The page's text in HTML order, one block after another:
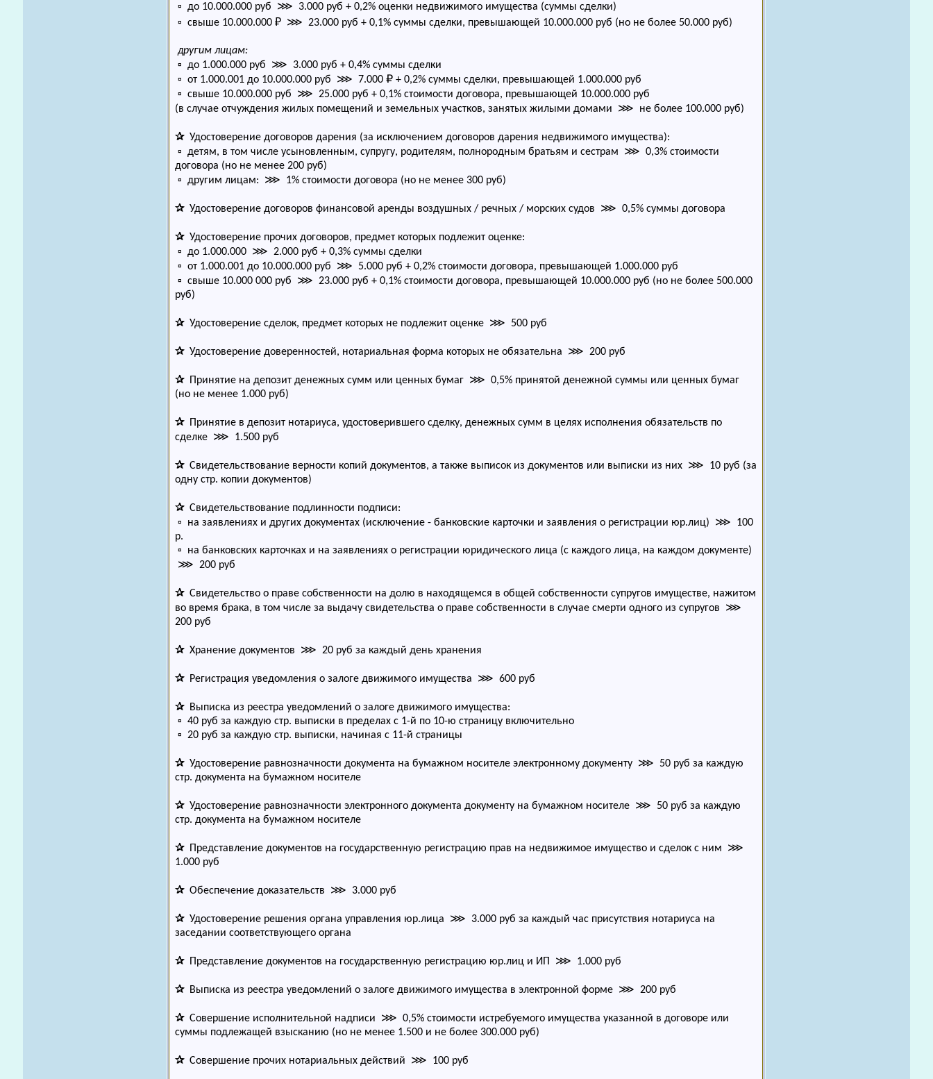
▫ до 10.000.000 руб ⋙ 3.000 руб + 0,2% оценки недвижимого имущества (суммы сделки)
▫ свыше 10.000.000 ₽ ⋙ 23.000 руб + 0,1% суммы сделки, превышающей 10.000.000 руб (но не более 50.000 руб)
другим лицам:
▫ до 1.000.000 руб ⋙ 3.000 руб + 0,4% суммы сделки
▫ от 1.000.001 до 10.000.000 руб ⋙ 7.000 ₽ + 0,2% суммы сделки, превышающей 1.000.000 руб
▫ свыше 10.000.000 руб ⋙ 25.000 руб + 0,1% стоимости договора, превышающей 10.000.000 руб
(в случае отчуждения жилых помещений и земельных участков, занятых жилыми домами ⋙ не более 100.000 руб)
✰Удостоверение договоров дарения (за исключением договоров дарения недвижимого имущества):
▫ детям, в том числе усыновленным, супругу, родителям, полнородным братьям и сестрам ⋙ 0,3% стоимости
договора (но не менее 200 руб)
▫ другим лицам: ⋙ 1% стоимости договора (но не менее 300 руб)
✰Удостоверение договоров финансовой аренды воздушных / речных / морских судов ⋙ 0,5% суммы договора
✰Удостоверение прочих договоров, предмет которых подлежит оценке:
▫ до 1.000.000 ⋙ 2.000 руб + 0,3% суммы сделки
▫ от 1.000.001 до 10.000.000 руб ⋙ 5.000 руб + 0,2% стоимости договора, превышающей 1.000.000 руб
▫ свыше 10.000 000 руб ⋙ 23.000 руб + 0,1% стоимости договора, превышающей 10.000.000 руб (но не более 500.000
руб)
✰Удостоверение сделок, предмет которых не подлежит оценке ⋙ 500 руб
✰Удостоверение доверенностей, нотариальная форма которых не обязательна ⋙ 200 руб
✰Принятие на депозит денежных сумм или ценных бумаг ⋙ 0,5% принятой денежной суммы или ценных бумаг
(но не менее 1.000 руб)
✰Принятие в депозит нотариуса, удостоверившего сделку, денежных сумм в целях исполнения обязательств по
сделке ⋙ 1.500 руб
✰Свидетельствование верности копий документов, а также выписок из документов или выписки из них ⋙ 10 руб (за
одну стр. копии документов)
✰Свидетельствование подлинности подписи:
▫ на заявлениях и других документах (исключение - банковские карточки и заявления о регистрации юр.лиц) ⋙ 100
р.
▫ на банковских карточках и на заявлениях о регистрации юридического лица (с каждого лица, на каждом документе)
⋙ 200 руб
✰Свидетельство о праве собственности на долю в находящемся в общей собственности супругов имуществе, нажитом
во время брака, в том числе за выдачу свидетельства о праве собственности в случае смерти одного из супругов ⋙
200 руб
✰Хранение документов ⋙ 20 руб за каждый день хранения
✰Регистрация уведомления о залоге движимого имущества ⋙ 600 руб
✰Выписка из реестра уведомлений о залоге движимого имущества:
▫ 40 руб за каждую стр. выписки в пределах с 1-й по 10-ю страницу включительно
▫ 20 руб за каждую стр. выписки, начиная с 11-й страницы
✰Удостоверение равнозначности документа на бумажном носителе электронному документу ⋙ 50 руб за каждую
стр. документа на бумажном носителе
✰Удостоверение равнозначности электронного документа документу на бумажном носителе ⋙ 50 руб за каждую
стр. документа на бумажном носителе
✰Представление документов на государственную регистрацию прав на недвижимое имущество и сделок с ним ⋙
1.000 руб
✰Обеспечение доказательств ⋙ 3.000 руб
✰Удостоверение решения органа управления юр.лица ⋙ 3.000 руб за каждый час присутствия нотариуса на
заседании соответствующего органа
✰Представление документов на государственную регистрацию юр.лиц и ИП ⋙ 1.000 руб
✰Выписка из реестра уведомлений о залоге движимого имущества в электронной форме ⋙ 200 руб
✰Совершение исполнительной надписи ⋙ 0,5% стоимости истребуемого имущества указанной в договоре или
суммы подлежащей взысканию (но не менее 1.500 и не более 300.000 руб)
✰Совершение прочих нотариальных действий ⋙ 100 руб